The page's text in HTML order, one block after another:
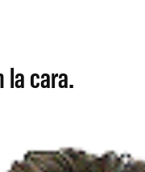
la cara.